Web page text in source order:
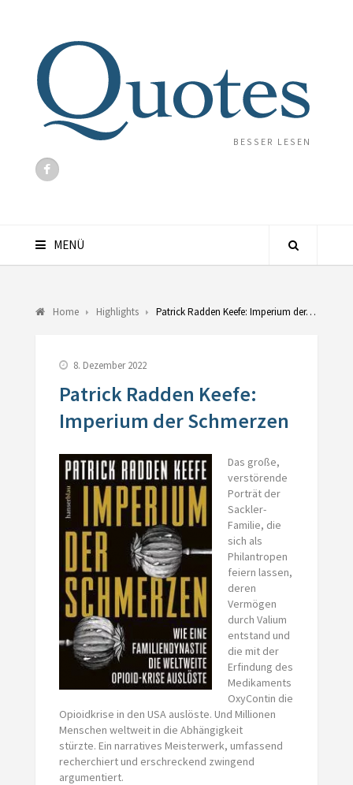
BESSER LESEN
MENÜ
Home Highlights Patrick Radden Keefe: Imperium der…
8. Dezember 2022
Patrick Radden Keefe:
Imperium der Schmerzen
Das große,
verstörende
Porträt der
Sackler-
Familie, die
sich als
Philantropen
feiern lassen,
deren
Vermögen
durch Valium
entstand und
die mit der
Erfindung des
Medikaments
OxyContin die
Opioidkrise in den USA auslöste. Und Millionen
Menschen weltweit in die Abhängigkeit
stürzte. Ein narratives Meisterwerk, umfassend
recherchiert und erschreckend zwingend
argumentiert.